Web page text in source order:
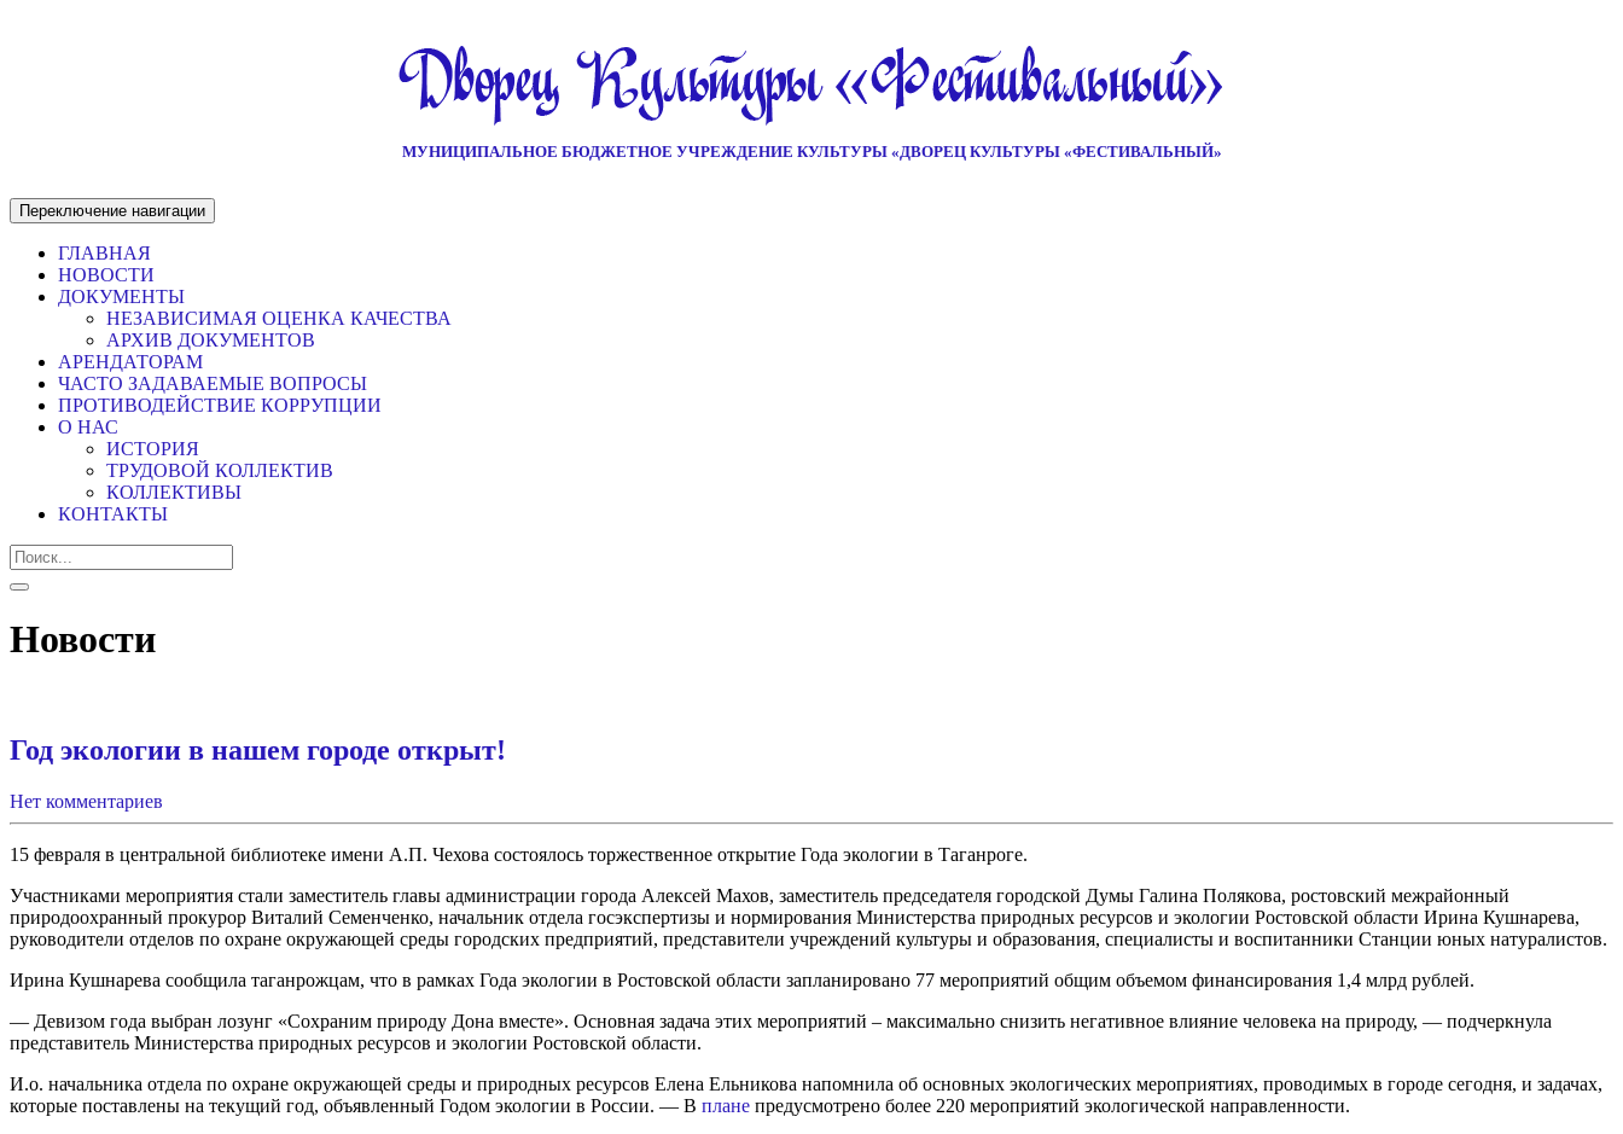
МУНИЦИПАЛЬНОЕ БЮДЖЕТНОЕ УЧРЕЖДЕНИЕ КУЛЬТУРЫ «ДВОРЕЦ КУЛЬТУРЫ «ФЕСТИВАЛЬНЫЙ»
Переключение навигации
ГЛАВНАЯ
НОВОСТИ
ДОКУМЕНТЫ
НЕЗАВИСИМАЯ ОЦЕНКА КАЧЕСТВА
АРХИВ ДОКУМЕНТОВ
АРЕНДАТОРАМ
ЧАСТО ЗАДАВАЕМЫЕ ВОПРОСЫ
ПРОТИВОДЕЙСТВИЕ КОРРУПЦИИ
О НАС
ИСТОРИЯ
ТРУДОВОЙ КОЛЛЕКТИВ
КОЛЛЕКТИВЫ
КОНТАКТЫ
Новости
Год экологии в нашем городе открыт!
Нет комментариев
15 февраля в центральной библиотеке имени А.П. Чехова состоялось торжественное открытие Года экологии в Таганроге.
Участниками мероприятия стали заместитель главы администрации города Алексей Махов, заместитель председателя городской Думы Галина Полякова, ростовский межрайонный
природоохранный прокурор Виталий Семенченко, начальник отдела госэкспертизы и нормирования Министерства природных ресурсов и экологии Ростовской области Ирина Кушнарева,
руководители отделов по охране окружающей среды городских предприятий, представители учреждений культуры и образования, специалисты и воспитанники Станции юных натуралистов.
Ирина Кушнарева сообщила таганрожцам, что в рамках Года экологии в Ростовской области запланировано 77 мероприятий общим объемом финансирования 1,4 млрд рублей.
— Девизом года выбран лозунг «Сохраним природу Дона вместе». Основная задача этих мероприятий – максимально снизить негативное влияние человека на природу, — подчеркнула
представитель Министерства природных ресурсов и экологии Ростовской области.
И.о. начальника отдела по охране окружающей среды и природных ресурсов Елена Ельникова напомнила об основных экологических мероприятиях, проводимых в городе сегодня, и задачах,
которые поставлены на текущий год, объявленный Годом экологии в России. — В плане предусмотрено более 220 мероприятий экологической направленности.